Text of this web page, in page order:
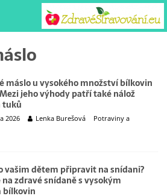
máslo u vysokého množství bílkovin
jeho výhody patří také nálož
tuků
2026 Lenka Burešová
Potraviny a
vašim dětem připravit na snídani?
zdravé snídaně s vysokým
bílkovin